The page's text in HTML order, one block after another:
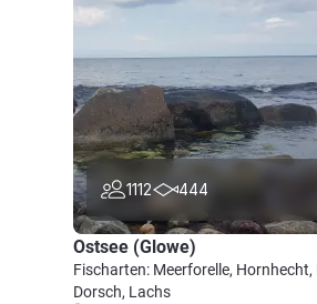
1112 444
Ostsee (Glowe)
Fischarten: Meerforelle, Hornhecht,
Dorsch, Lachs